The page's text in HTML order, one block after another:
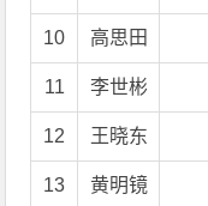
10 高思田
11 李世彬
12 王晓东
13 黄明镜